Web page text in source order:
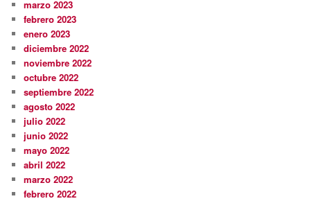
marzo 2023
febrero 2023
enero 2023
diciembre 2022
noviembre 2022
octubre 2022
septiembre 2022
agosto 2022
julio 2022
junio 2022
mayo 2022
abril 2022
marzo 2022
febrero 2022